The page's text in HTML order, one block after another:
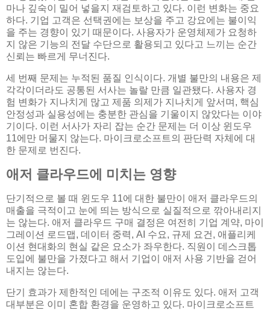
마나 깊숙이 밀어 넣을지 재검토하고 있다. 이런 변화는 중요
하다. 기업 고객은 선택권에는 보상을 주고 강요에는 불이익
을 주는 경향이 있기 때문이다. 사용자가 운영체제가 요청하
지 않은 기능의 전달 수단으로 활용되고 있다고 느끼는 순간
신뢰는 빠르게 무너진다.
세 번째 문제는 누적된 품질 인식이다. 개별 불만의 내용은 제
각각이더라도 공통된 서사는 놀랄 만큼 일관됐다. 사용자 경
험 변화가 지나치게 많고 제품 의제가 지나치게 앞서며, 핵심
안정성과 실용성에는 충분한 관심을 기울이지 않았다는 이야
기이다. 이런 서사가 자리 잡는 순간 문제는 더 이상 윈도우
11에만 머물지 않는다. 마이크로소프트의 판단력 자체에 대
한 문제로 번진다.
애저 클라우드에 미치는 영향
단기적으로 볼 때 윈도우 11에 대한 불만이 애저 클라우드의
매출을 극적이고 눈에 띄는 방식으로 실질적으로 깎아내리지
는 않는다. 애저 클라우드 구매 결정은 여전히 기업 계약, 마이
그레이션 로드맵, 데이터 중력, AI 수요, 규제 요건, 애플리케
이션 현대화의 현실 같은 요소가 좌우한다. 직원이 데스크톱
도입에 불만을 가졌다고 해서 기업이 애저 사용 기반을 걷어
내지는 않는다.
단기 효과가 제한적인 데에는 구조적 이유도 있다. 애저 고객
대부분은 이미 혼합 환경을 운영하고 있다. 마이크로소프트